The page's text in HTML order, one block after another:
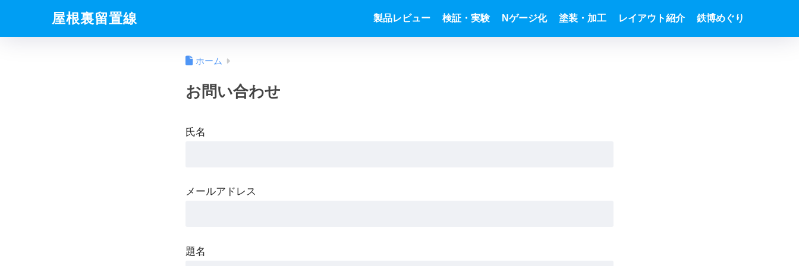
屋根裏留置線 製品レビュー 検証・実験 Nゲージ化 塗装・加工 レイアウト紹介 鉄博めぐり
ホーム
お問い合わせ
氏名
メールアドレス
題名